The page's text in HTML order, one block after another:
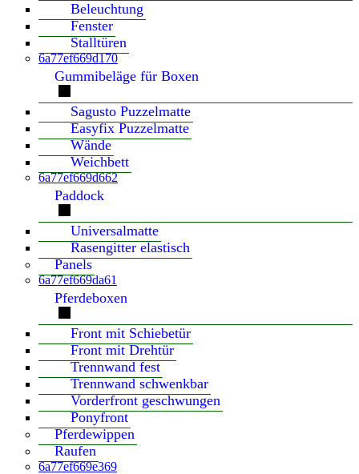
Beleuchtung
Fenster
Stalltüren
6a77ef669d170
Gummibeläge für Boxen
Sagusto Puzzelmatte
Easyfix Puzzelmatte
Wände
Weichbett
6a77ef669d662
Paddock
Universalmatte
Rasengitter elastisch
Panels
6a77ef669da61
Pferdeboxen
Front mit Schiebetür
Front mit Drehtür
Trennwand fest
Trennwand schwenkbar
Vorderfront geschwungen
Ponyfront
Pferdewippen
Raufen
6a77ef669e369